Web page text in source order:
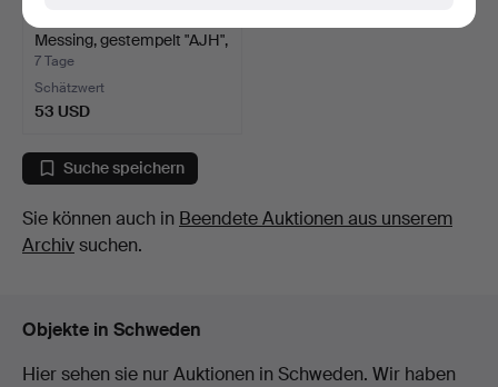
Messing, gestempelt "AJH",
…
7 Tage
Schätzwert
53 USD
Suche speichern
Sie können auch in Beendete Auktionen aus unserem
Archivsuchen.
Objekte in Schweden
Hier sehen sie nur Auktionen in Schweden. Wir haben